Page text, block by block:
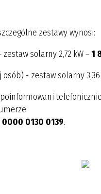
zestawy wynosi:
zestaw solarny 2,72 kW –1
osób) - zestaw solarny 3,36
0130 0139.